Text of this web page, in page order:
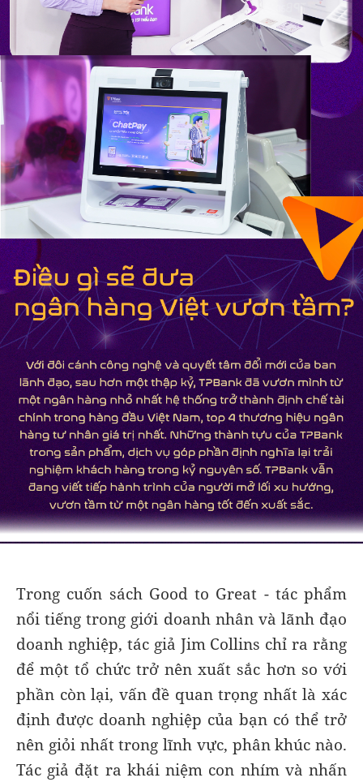
Trong cuốn sách Good to Great - tác phẩm
nổi tiếng trong giới doanh nhân và lãnh đạo
doanh nghiệp, tác giả Jim Collins chỉ ra rằng
để một tổ chức trở nên xuất sắc hơn so với
phần còn lại, vấn đề quan trọng nhất là xác
định được doanh nghiệp của bạn có thể trở
nên giỏi nhất trong lĩnh vực, phân khúc nào.
Tác giả đặt ra khái niệm con nhím và nhấn